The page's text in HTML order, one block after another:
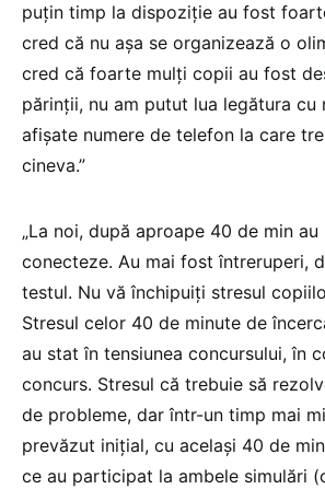
puțin timp la dispoziție au fost
cred că nu așa se organizează o
cred că foarte mulți copii au fost
părinții, nu am putut lua legătura cu
afișate numere de telefon la care
cineva.”
„La noi, după aproape 40 de min au
conecteze. Au mai fost întreruperi,
testul. Nu vă închipuiți stresul
Stresul celor 40 de minute de
au stat în tensiunea concursului, în
concurs. Stresul că trebuie să
de probleme, dar într-un timp mai
prevăzut inițial, cu același 40 de
ce au participat la ambele simulări